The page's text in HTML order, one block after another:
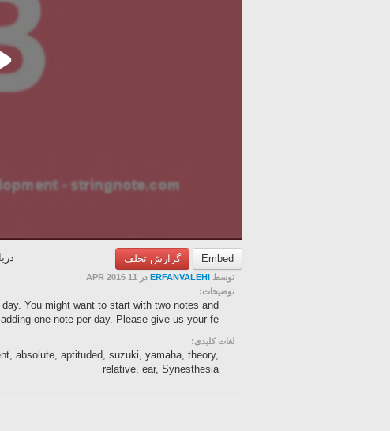
Embed گزارش تخلف
توسط ERFANVALEHI در 11 APR 2016
توضیحات:
You might want to start with two notes and
one note per day. Please give us your fe...
لغات کلیدی:
absolute, aptituded, suzuki, yamaha, theory,
relative, ear, Synesthesia